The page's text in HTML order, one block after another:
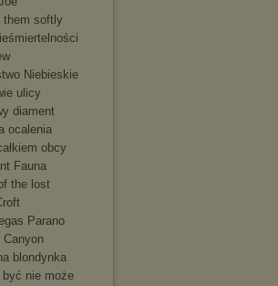
them softly
ci
Niebieskie
ulicy
diament
ocalenia
obcy
Fauna
the lost
Parano
Canyon
blondynka
być nie może